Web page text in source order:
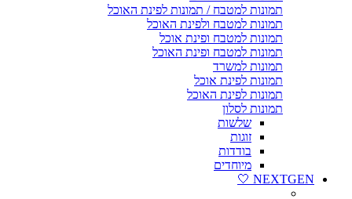
תמונות למטבח / תמונות לפינת האוכל
תמונות למטבח ולפינת האוכל
תמונות למטבח ופינת אוכל
תמונות למטבח ופינת האוכל
תמונות למשרד
תמונות לפינת אוכל
תמונות לפינת האוכל
תמונות לסלון
שלשות
זוגות
בודדות
מיוחדים
NEXTGEN 🤍